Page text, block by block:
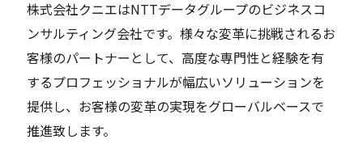
株式会社クニエはNTTデータグループのビジネスコ
ンサルティング会社です。様々な変革に挑戦されるお
客様のパートナーとして、高度な専門性と経験を有
するプロフェッショナルが幅広いソリューションを
提供し、お客様の変革の実現をグローバルベースで
推進致します。